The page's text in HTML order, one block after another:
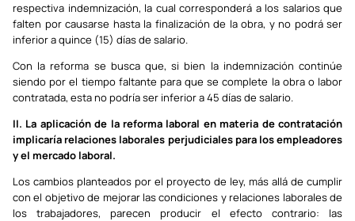
respectiva indemnización, la cual corresponderá a los salarios que
falten por causarse hasta la finalización de la obra, y no podrá ser
inferior a quince (15) días de salario.
Con la reforma se busca que, si bien la indemnización continúe
siendo por el tiempo faltante para que se complete la obra o labor
contratada, esta no podría ser inferior a 45 días de salario.
II. La aplicación de la reforma laboral en materia de contratación
implicaría relaciones laborales perjudiciales para los empleadores
y el mercado laboral.
Los cambios planteados por el proyecto de ley, más allá de cumplir
con el objetivo de mejorar las condiciones y relaciones laborales de
los trabajadores, parecen producir el efecto contrario: las